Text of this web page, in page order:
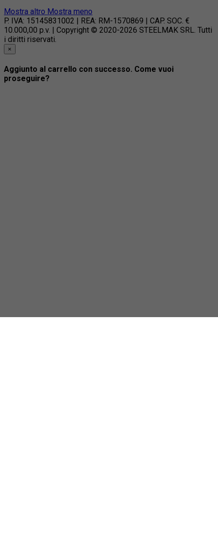
Mostra altro Mostra meno
P. IVA: 15145831002 | REA: RM-1570869 | CAP. SOC. €
10.000,00 p.v. | Copyright © 2020-2026 STEELMAK SRL. Tutti
i diritti riservati.
×
Aggiunto al carrello con successo. Come vuoi
proseguire?